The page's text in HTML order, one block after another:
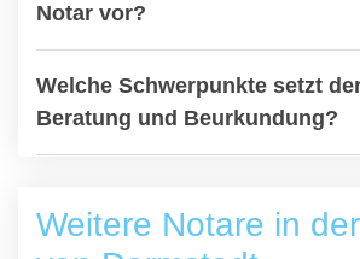
Notar vor?
Welche Schwerpunkte setzt
Beratung und Beurkundung?
Weitere Notare in